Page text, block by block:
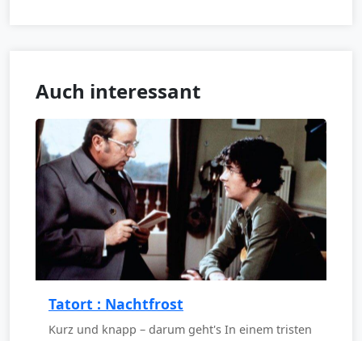
Auch interessant
Tatort : Nachtfrost
Kurz und knapp – darum geht's In einem tristen